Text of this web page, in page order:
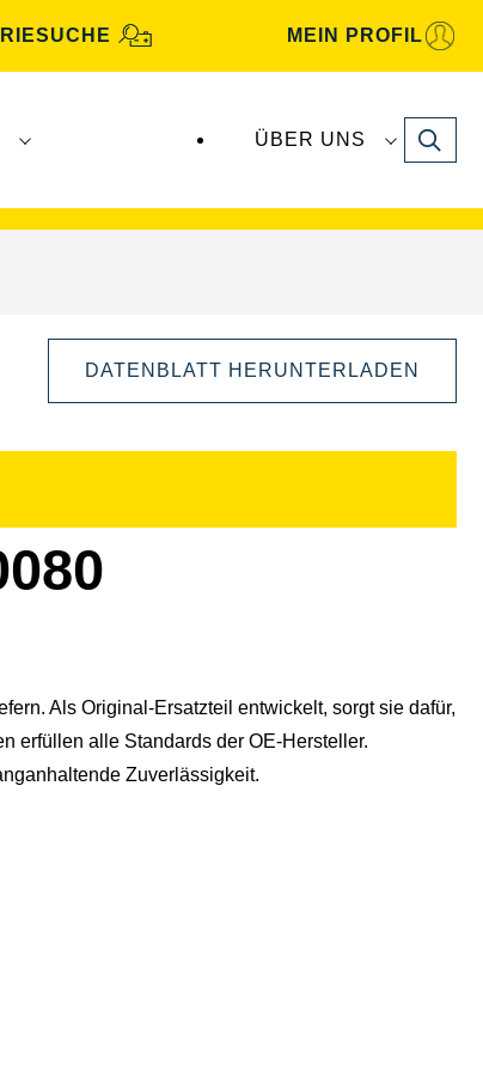
MEIN PROFIL
ÜBER UNS Search
DATENBLATT HERUNTERLADEN
Als Original-Ersatzteil entwickelt, sorgt sie dafür,
erfüllen alle Standards der OE-Hersteller.
Zuverlässigkeit.